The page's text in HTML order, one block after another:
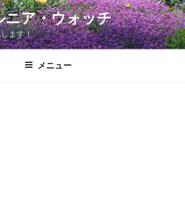
ニア・ウォッチ
ます！
メニュー